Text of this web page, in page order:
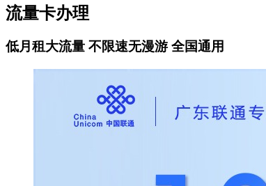
流量卡办理
低月租大流量 不限速无漫游 全国通用